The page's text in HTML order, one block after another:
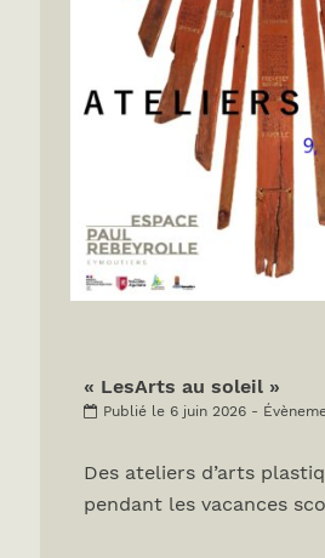
« LesArts au soleil »
Publié le 6 juin 2026 -
Des ateliers d’arts
pendant les vacances